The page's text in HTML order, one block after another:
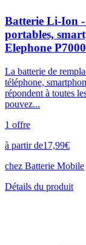
Batterie Li-Ion
portables,
Elephone P7000
La batterie de
téléphone,
répondent à toutes
pouvez...
1 offre
à partir de17,99€
chez Batterie Mobile
Détails du produit